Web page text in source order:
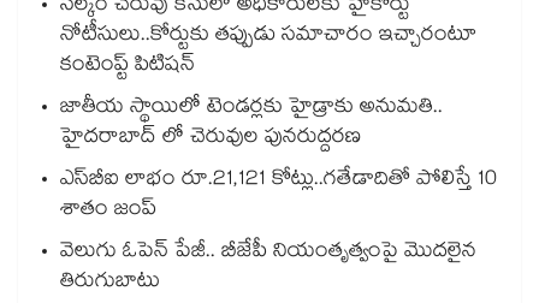
నోటీసులు..కోర్టుకు తప్పుడు సమాచారం ఇచ్చారంటూ
కంటెంప్ట్ పిటిషన్‌‌
జాతీయ స్థాయిలో టెండర్లకు హైడ్రాకు అనుమతి..
హైదరాబాద్ లో చెరువుల పునరుద్దరణ
ఎస్‌‌‌‌‌‌‌‌బీఐ లాభం రూ.21,121 కోట్లు..గతేడాదితో పోలిస్తే 10
శాతం జంప్
వెలుగు ఓపెన్ పేజీ.. బీజేపీ నియంతృత్వంపై మొదలైన
తిరుగుబాటు